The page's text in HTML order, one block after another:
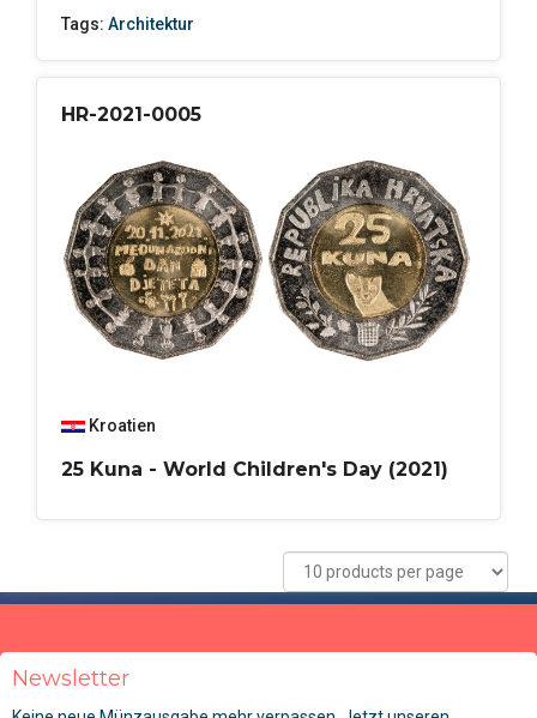
Tags: Architektur
HR-2021-0005
Kroatien
25 Kuna - World Children's Day (2021)
Newsletter